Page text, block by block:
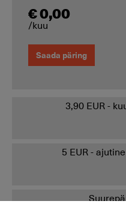
€ 0,00
/kuu
Saada päring
3,90 EUR -
5 EUR -